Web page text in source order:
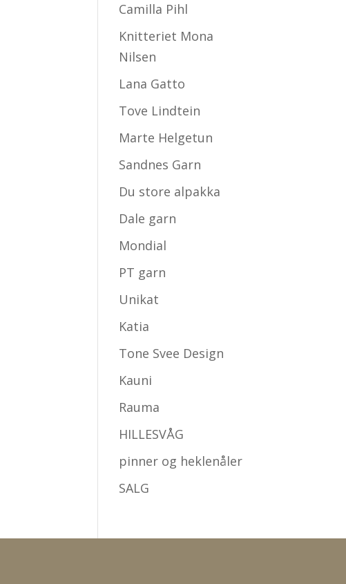
Camilla Pihl
Knitteriet Mona
Nilsen
Lana Gatto
Tove Lindtein
Marte Helgetun
Sandnes Garn
Du store alpakka
Dale garn
Mondial
PT garn
Unikat
Katia
Tone Svee Design
Kauni
Rauma
HILLESVÅG
pinner og heklenåler
SALG